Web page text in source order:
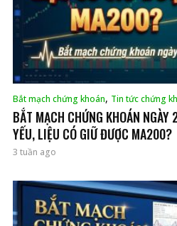
Bắt mạch chứng khoán, Tin tức chứng
BẮT MẠCH CHỨNG KHOÁN
YẾU, LIỆU CÓ GIỮ ĐƯỢC MA200?
3 tuần ago